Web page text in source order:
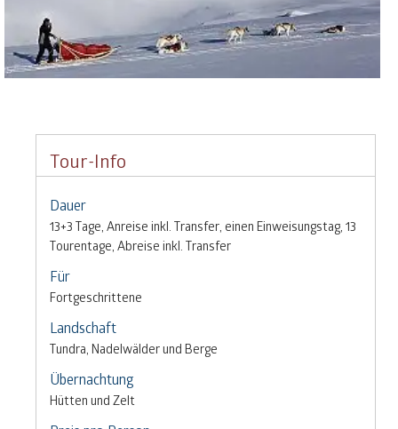
Tour-Info
Dauer
13+3 Tage, Anreise inkl. Transfer, einen Einweisungstag, 13
Tourentage, Abreise inkl. Transfer
Für
Fortgeschrittene
Landschaft
Tundra, Nadelwälder und Berge
Übernachtung
Hütten und Zelt